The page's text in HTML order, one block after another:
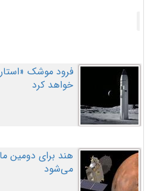
فرود موشک
خواهد کرد
هند برای دومین
می‌شود